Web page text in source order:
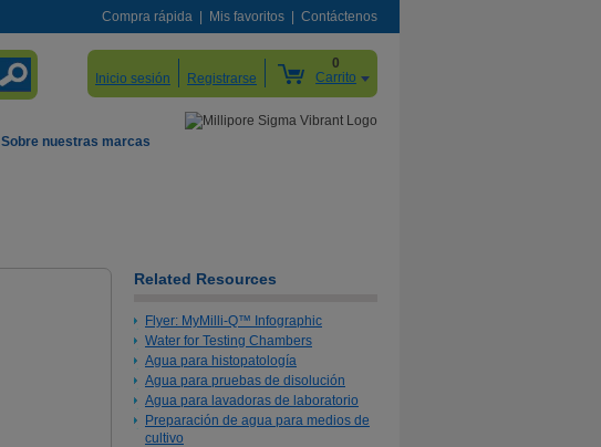
Compra rápida Mis favoritos Contáctenos
Inicio sesión Registrarse
0
Carrito
Sobre nuestras marcas
Related Resources
Flyer: MyMilli-Q™ Infographic
Water for Testing Chambers
Agua para histopatología
Agua para pruebas de disolución
Agua para lavadoras de laboratorio
Preparación de agua para medios de
cultivo